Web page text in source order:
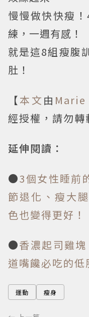
慢慢做快快瘦
練，一週有感！
就是這8組瘦腹
肚！
【本文 由
經授權，請勿轉
延伸閱讀：
●3個女性睡前
節退化、瘦大
色也變得更好！
●香濃起司雞
道嘴饞必吃的低
運動 瘦身